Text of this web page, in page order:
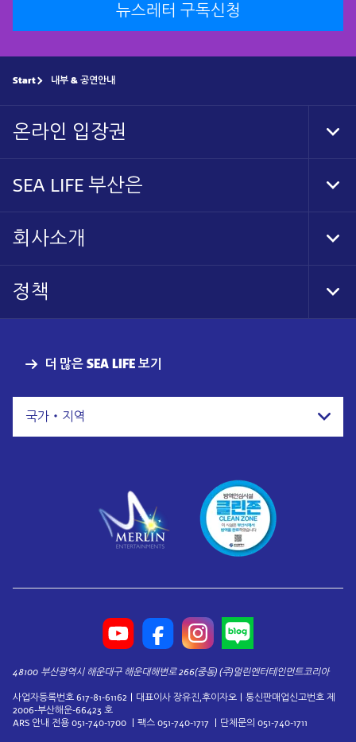
뉴스레터 구독신청
더 많은 SEA LIFE 보기
국가・지역
Start 내부 & 공연안내
온라인 입장권
SEA LIFE 부산은
회사소개
정책
48100 부산광역시 해운대구 해운대해변로 266(중동) (주)멀린엔터테인먼트코리아
사업자등록번호 617-81-61162ㅣ대표이사 장유진,후이자오ㅣ통신판매업신고번호 제
2006-부산해운-66423 호
ARS 안내 전용 051-740-1700 ㅣ팩스 051-740-1717 ㅣ단체문의 051-740-1711